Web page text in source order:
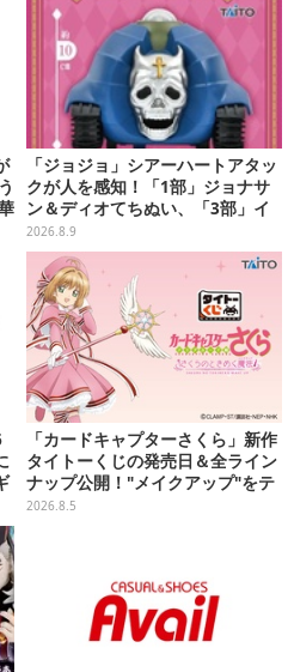
「ジョジョ」シアーハートアタッ
クが人を感知！「1部」ジョナサ
ン＆ディオてちぬい、「3部」イ
ギー＆クリームのなりきり帽子な
どもプライズ展開
2026.8.9
「カードキャプターさくら」新作
タイトーくじの発売日＆全ライン
ナップ公開！"メイクアップ"をテ
ーマに、日常でも使いたくなるア
2026.8.5